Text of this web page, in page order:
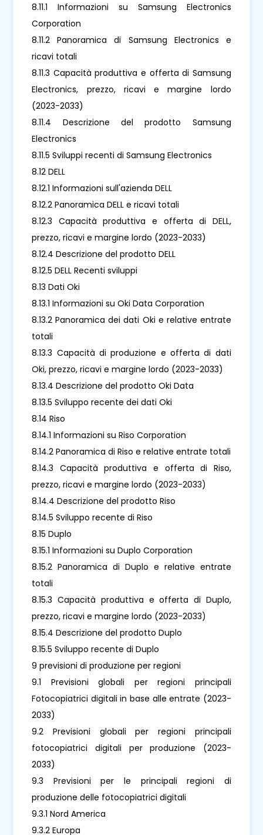
8.11.1 Informazioni su Samsung Electronics
Corporation
8.11.2 Panoramica di Samsung Electronics e
ricavi totali
8.11.3 Capacità produttiva e offerta di Samsung
Electronics, prezzo, ricavi e margine lordo
(2023-2033)
8.11.4 Descrizione del prodotto Samsung
Electronics
8.11.5 Sviluppi recenti di Samsung Electronics
8.12 DELL
8.12.1 Informazioni sull'azienda DELL
8.12.2 Panoramica DELL e ricavi totali
8.12.3 Capacità produttiva e offerta di DELL,
prezzo, ricavi e margine lordo (2023-2033)
8.12.4 Descrizione del prodotto DELL
8.12.5 DELL Recenti sviluppi
8.13 Dati Oki
8.13.1 Informazioni su Oki Data Corporation
8.13.2 Panoramica dei dati Oki e relative entrate
totali
8.13.3 Capacità di produzione e offerta di dati
Oki, prezzo, ricavi e margine lordo (2023-2033)
8.13.4 Descrizione del prodotto Oki Data
8.13.5 Sviluppo recente dei dati Oki
8.14 Riso
8.14.1 Informazioni su Riso Corporation
8.14.2 Panoramica di Riso e relative entrate totali
8.14.3 Capacità produttiva e offerta di Riso,
prezzo, ricavi e margine lordo (2023-2033)
8.14.4 Descrizione del prodotto Riso
8.14.5 Sviluppo recente di Riso
8.15 Duplo
8.15.1 Informazioni su Duplo Corporation
8.15.2 Panoramica di Duplo e relative entrate
totali
8.15.3 Capacità produttiva e offerta di Duplo,
prezzo, ricavi e margine lordo (2023-2033)
8.15.4 Descrizione del prodotto Duplo
8.15.5 Sviluppo recente di Duplo
9 previsioni di produzione per regioni
9.1 Previsioni globali per regioni principali
Fotocopiatrici digitali in base alle entrate (2023-
2033)
9.2 Previsioni globali per regioni principali
fotocopiatrici digitali per produzione (2023-
2033)
9.3 Previsioni per le principali regioni di
produzione delle fotocopiatrici digitali
9.3.1 Nord America
9.3.2 Europa